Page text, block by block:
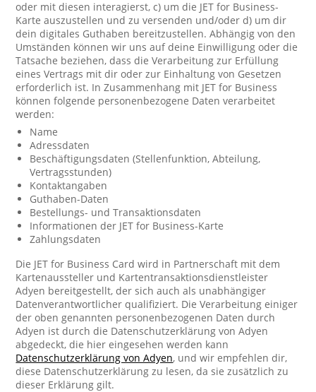
oder mit diesen interagierst, c) um die JET for Business-
Karte auszustellen und zu versenden und/oder d) um dir
dein digitales Guthaben bereitzustellen. Abhängig von den
Umständen können wir uns auf deine Einwilligung oder die
Tatsache beziehen, dass die Verarbeitung zur Erfüllung
eines Vertrags mit dir oder zur Einhaltung von Gesetzen
erforderlich ist. In Zusammenhang mit JET for Business
können folgende personenbezogene Daten verarbeitet
werden:
Name
Adressdaten
Beschäftigungsdaten (Stellenfunktion, Abteilung,
Vertragsstunden)
Kontaktangaben
Guthaben-Daten
Bestellungs- und Transaktionsdaten
Informationen der JET for Business-Karte
Zahlungsdaten
Die JET for Business Card wird in Partnerschaft mit dem
Kartenaussteller und Kartentransaktionsdienstleister
Adyen bereitgestellt, der sich auch als unabhängiger
Datenverantwortlicher qualifiziert. Die Verarbeitung einiger
der oben genannten personenbezogenen Daten durch
Adyen ist durch die Datenschutzerklärung von Adyen
abgedeckt, die hier eingesehen werden kann
Datenschutzerklärung von Adyen, und wir empfehlen dir,
diese Datenschutzerklärung zu lesen, da sie zusätzlich zu
dieser Erklärung gilt.